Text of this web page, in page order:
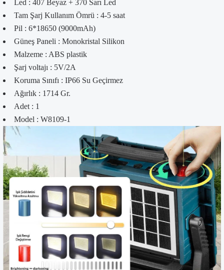
Led : 407 Beyaz + 370 Sarı Led
Tam Şarj Kullanım Ömrü : 4-5 saat
Pil : 6*18650 (9000mAh)
Güneş Paneli : Monokristal Silikon
Malzeme : ABS plastik
Şarj voltajı : 5V/2A
Koruma Sınıfı : IP66 Su Geçirmez
Ağırlık : 1714 Gr.
Adet : 1
Model : W8109-1